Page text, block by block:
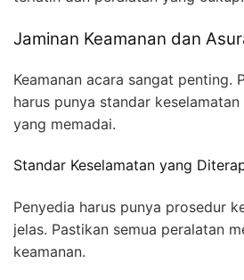
Jaminan Keamanan dan
Keamanan acara sangat penting.
harus punya standar
yang memadai.
Standar Keselamatan yang
Penyedia harus punya prosedur
jelas. Pastikan semua peralatan
keamanan.